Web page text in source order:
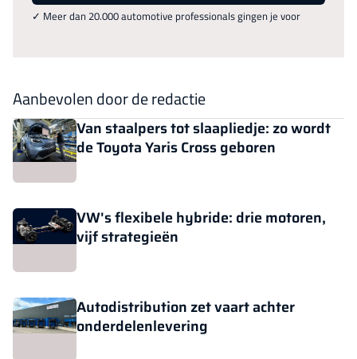
✓ Meer dan 20.000 automotive professionals gingen je voor
Aanbevolen door de redactie
Van staalpers tot slaapliedje: zo wordt
de Toyota Yaris Cross geboren
VW's flexibele hybride: drie motoren,
vijf strategieën
Autodistribution zet vaart achter
onderdelenlevering